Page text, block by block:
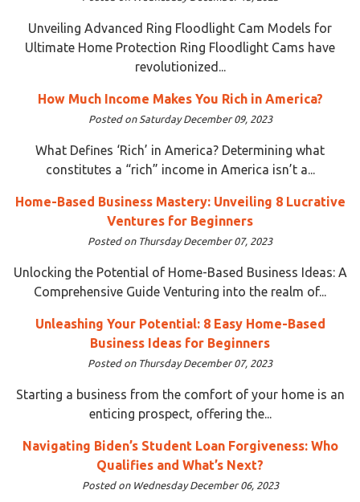
Unveiling Advanced Ring Floodlight Cam Models for
Ultimate Home Protection Ring Floodlight Cams have
revolutionized...
How Much Income Makes You Rich in America?
Posted on Saturday December 09, 2023
What Defines ‘Rich’ in America? Determining what
constitutes a “rich” income in America isn’t a...
Home-Based Business Mastery: Unveiling 8 Lucrative
Ventures for Beginners
Posted on Thursday December 07, 2023
Unlocking the Potential of Home-Based Business Ideas: A
Comprehensive Guide Venturing into the realm of...
Unleashing Your Potential: 8 Easy Home-Based
Business Ideas for Beginners
Posted on Thursday December 07, 2023
Starting a business from the comfort of your home is an
enticing prospect, offering the...
Navigating Biden’s Student Loan Forgiveness: Who
Qualifies and What’s Next?
Posted on Wednesday December 06, 2023